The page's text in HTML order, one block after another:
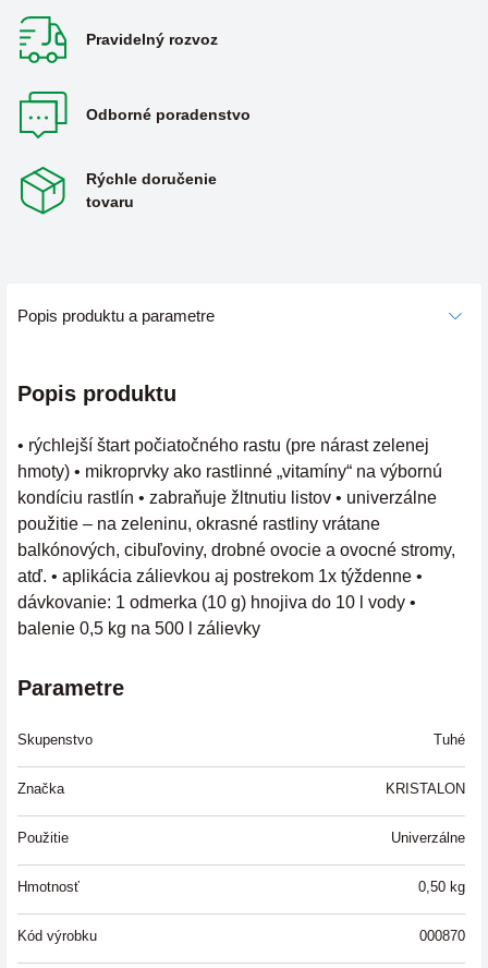
Pravidelný rozvoz
Odborné poradenstvo
Rýchle doručenie
tovaru
Popis produktu a parametre
Popis produktu
• rýchlejší štart počiatočného rastu (pre nárast zelenej
hmoty) • mikroprvky ako rastlinné „vitamíny“ na výbornú
kondíciu rastlín • zabraňuje žltnutiu listov • univerzálne
použitie – na zeleninu, okrasné rastliny vrátane
balkónových, cibuľoviny, drobné ovocie a ovocné stromy,
atď. • aplikácia zálievkou aj postrekom 1x týždenne •
dávkovanie: 1 odmerka (10 g) hnojiva do 10 l vody •
balenie 0,5 kg na 500 l zálievky
Parametre
Skupenstvo Tuhé
Značka KRISTALON
Použitie Univerzálne
Hmotnosť 0,50 kg
Kód výrobku 000870